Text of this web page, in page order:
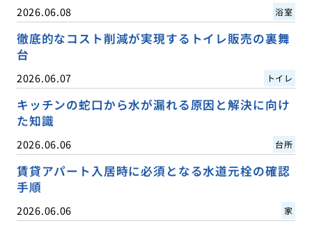
2026.06.08 浴室
徹底的なコスト削減が実現するトイレ販売の裏舞
台
2026.06.07 トイレ
キッチンの蛇口から水が漏れる原因と解決に向け
た知識
2026.06.06 台所
賃貸アパート入居時に必須となる水道元栓の確認
手順
2026.06.06 家